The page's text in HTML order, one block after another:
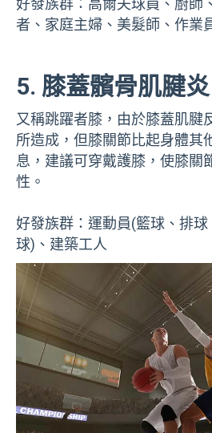
好發族群：高爾夫球員、廚師
者、家庭主婦、美髮師、作業
5. 膝蓋髕骨肌腱炎
又稱跳躍者膝，由於膝蓋肌腱
所造成，但膝關節比起身體其
息，建議可穿戴護膝，使膝關
性。
好發族群：運動員(籃球、排
球)、建築工人